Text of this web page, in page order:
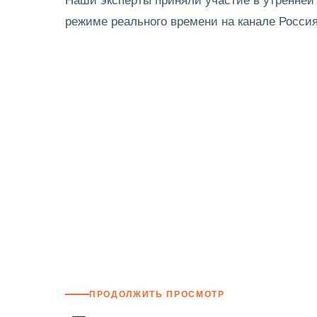
режиме реального времени на канале
ПРОДОЛЖИТЬ ПРОСМОТР